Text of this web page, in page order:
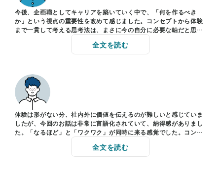
今後、企画職としてキャリアを築いていく中で、「何を作るべき
か」という視点の重要性を改めて感じました。コンセプトから体験
まで一貫して考える思考法は、まさに今の自分に必要な軸だと思い
ます。企画の精度を上げるヒントがたくさんありました。
全文を読む
体験は形がない分、社内外に価値を伝えるのが難しいと感じていま
したが、今回のお話は非常に言語化されていて、納得感がありまし
た。「なるほど」と「ワクワク」が同時に来る感覚でした。コンセ
プトやストーリーの立て方も実践的で、すぐに活かせそうです。
全文を読む